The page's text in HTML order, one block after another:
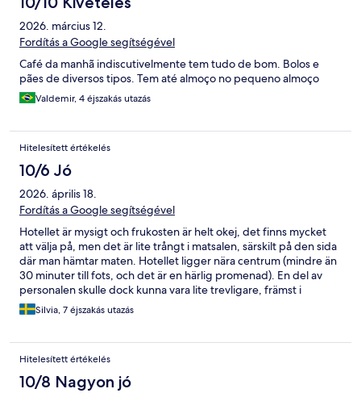
2026. március 12.
Fordítás a Google segítségével
Café da manhã indiscutivelmente tem tudo de bom. Bolos e
pães de diversos tipos. Tem até almoço no pequeno almoço
Valdemir, 4 éjszakás utazás
Hitelesített értékelés
10/6 Jó
2026. április 18.
Fordítás a Google segítségével
Hotellet är mysigt och frukosten är helt okej, det finns mycket
att välja på, men det är lite trångt i matsalen, särskilt på den sida
där man hämtar maten. Hotellet ligger nära centrum (mindre än
30 minuter till fots, och det är en härlig promenad). En del av
personalen skulle dock kunna vara lite trevligare, främst i
receptionen, men detta gäller inte alla.
Silvia, 7 éjszakás utazás
Hitelesített értékelés
10/8 Nagyon jó